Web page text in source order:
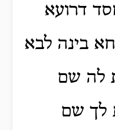
דרועא
בינה לבא
לה שם
לך שם